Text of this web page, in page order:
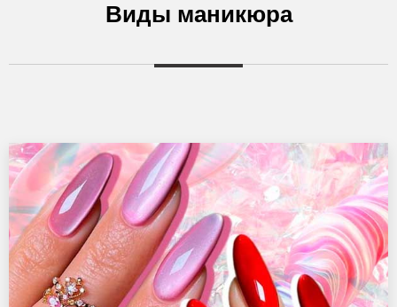
Виды маникюра